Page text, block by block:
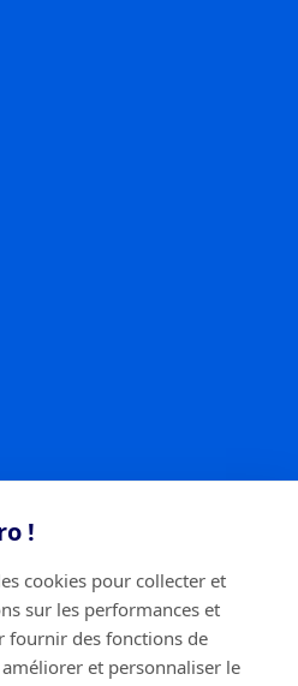
!
cookies pour collecter et
sur les performances et
fournir des fonctions de
et personnaliser le